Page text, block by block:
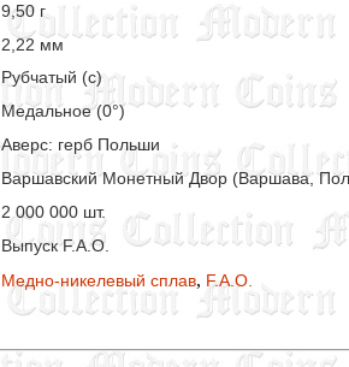
9,50 г
2,22 мм
Рубчатый (с)
Медальное (0°)
Аверс: герб Польши
Варшавский Монетный Двор (Варшава,
2 000 000 шт.
Выпуск F.A.O.
Медно-никелевый сплав, F.A.O.